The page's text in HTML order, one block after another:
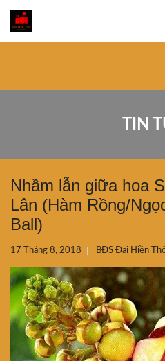
TIN
Nhầm lẫn giữa hoa
Lân (Hàm Rồng/
Ball)
17 Tháng 8, 2018 BĐS Đại Hiền